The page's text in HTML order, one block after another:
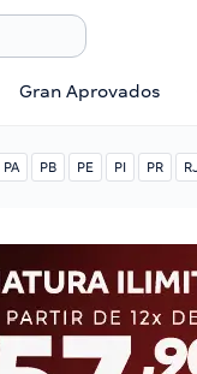
Gran Aprovados
PA PB PE PI PR